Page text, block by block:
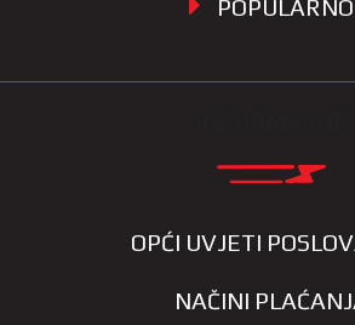
POPULARNO
OPĆI UVJETI
NAČINI